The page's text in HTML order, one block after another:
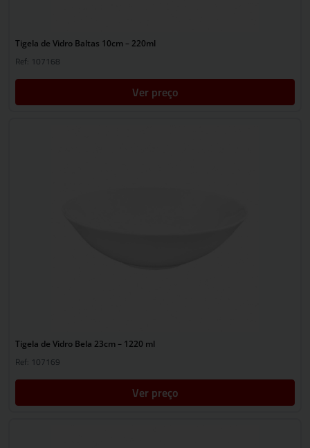
Tigela de Vidro Baltas 10cm – 220ml
Ref: 107168
Ver preço
Tigela de Vidro Bela 23cm – 1220 ml
Ref: 107169
Ver preço